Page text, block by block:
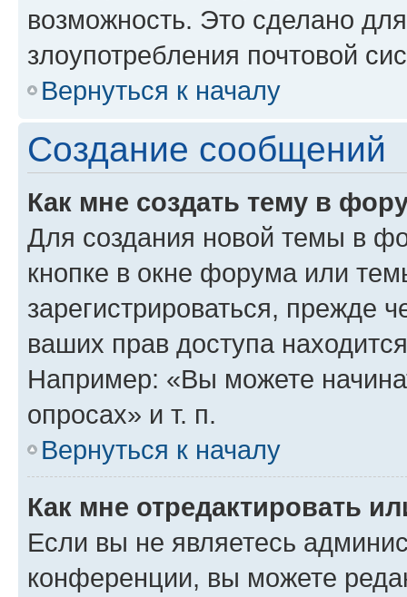
возможность. Это сделано
злоупотребления почтовой
Вернуться к началу
Создание сообщений
Как мне создать тему в
Для создания новой темы в
кнопке в окне форума или
зарегистрироваться, прежде
ваших прав доступа
Например: «Вы можете
опросах» и т. п.
Вернуться к началу
Как мне отредактировать
Если вы не являетесь
конференции, вы можете